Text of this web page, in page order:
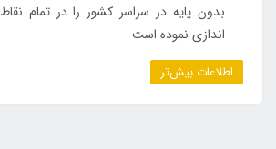
بدون پایه در سراسر کشور را در تمام
اندازی نموده است
اطلاعات بیش‌تر